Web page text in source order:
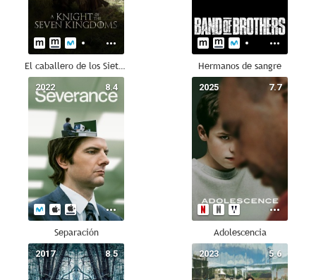
El caballero de los Siete Reinos Hermanos de sangre
8.4
2022
Separación
7.7
2025
Adolescencia
8.5
2017 5.6
2023